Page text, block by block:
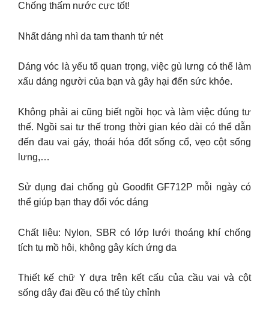
Chống thấm nước cực tốt!
Nhất dáng nhì da tam thanh tứ nét
Dáng vóc là yếu tố quan trọng, việc gù lưng có thể làm
xấu dáng người của bạn và gây hại đến sức khỏe.
Không phải ai cũng biết ngồi học và làm việc đúng tư
thế. Ngồi sai tư thế trong thời gian kéo dài có thể dẫn
đến đau vai gáy, thoái hóa đốt sống cổ, vẹo cột sống
lưng,…
Sử dụng đai chống gù Goodfit GF712P mỗi ngày có
thể giúp bạn thay đổi vóc dáng
Chất liệu: Nylon, SBR có lớp lưới thoáng khí chống
tích tụ mồ hôi, không gây kích ứng da
Thiết kế chữ Y dựa trên kết cấu của cầu vai và cột
sống dây đai đều có thể tùy chỉnh